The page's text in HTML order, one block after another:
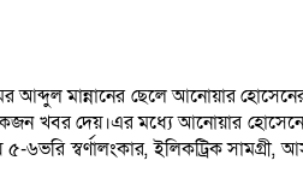
আব্দুল মান্নানের ছেলে আনোয়ার হোসেনের
খবর দেয়।এর মধ্যে আনোয়ার
স্বর্ণালংকার, ইলিকট্রিক